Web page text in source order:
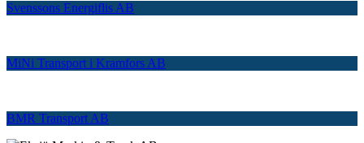
Svenssons Energiflis AB
MiNi Transport i Kramfors AB
BMR Transport AB